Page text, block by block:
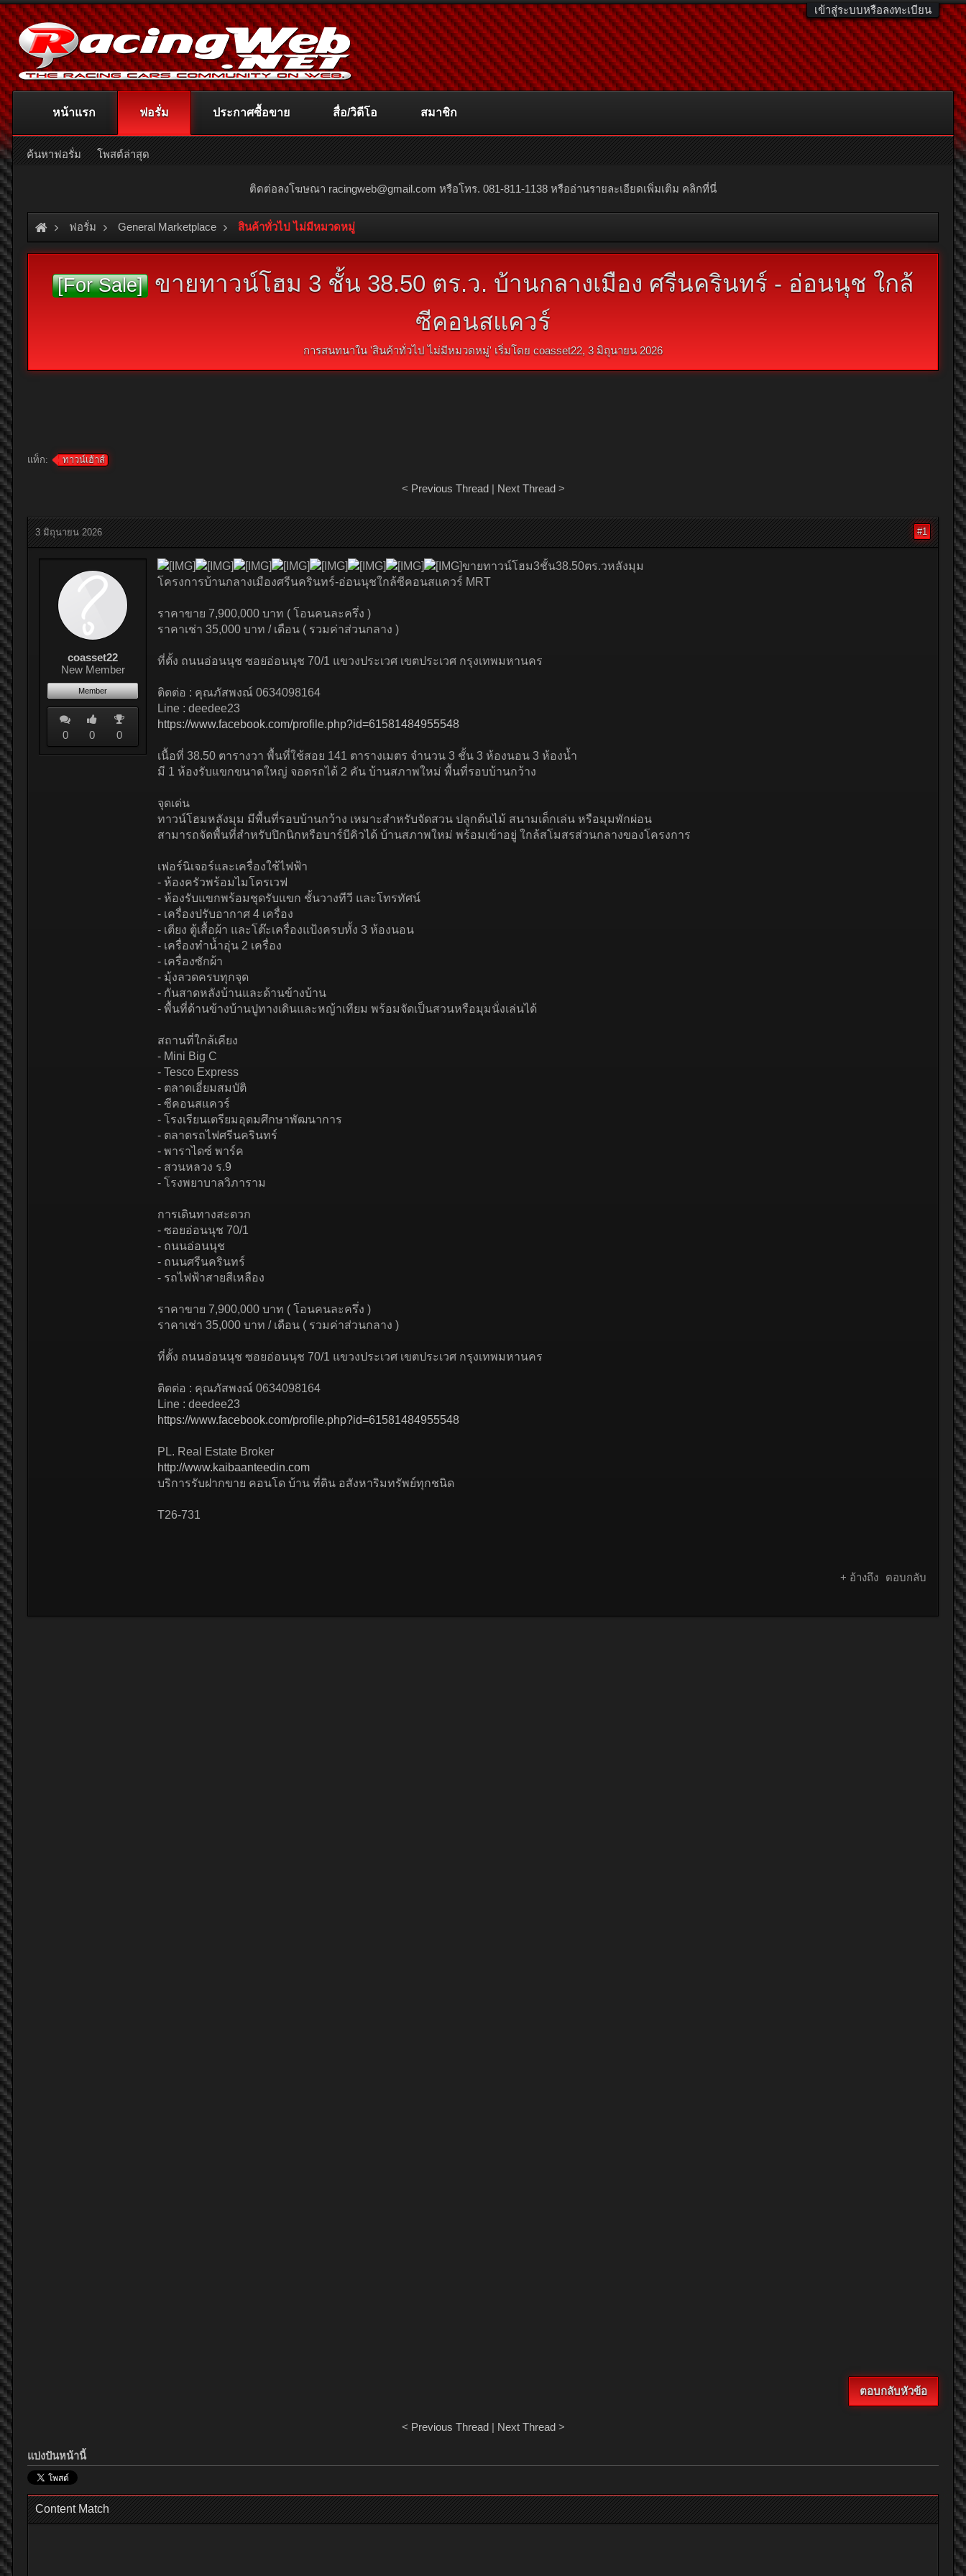
เข้าสู่ระบบหรือลงทะเบียน
ติดต่อลงโฆษณา racingweb@gmail.com หรือโทร. 081-811-1138 หรืออ่านรายละเอียดเพิ่มเติม คลิกที่นี่
ฟอรั่ม General Marketplace สินค้าทั่วไป ไม่มีหมวดหมู่
[For Sale] ขายทาวน์โฮม 3 ชั้น 38.50 ตร.ว. บ้านกลางเมือง ศรีนครินทร์ - อ่อนนุช ใกล้
ซีคอนสแควร์
การสนทนาใน 'สินค้าทั่วไป ไม่มีหมวดหมู่' เริ่มโดย coasset22, 3 มิถุนายน 2026
แท็ก: ทาวน์เฮ้าส์
< Previous Thread| Next Thread>
3 มิถุนายน 2026 #1
coasset22
New Member
Member
0 0 0
ขายทาวน์โฮม3ชั้น38.50ตร.วหลังมุม
โครงการบ้านกลางเมืองศรีนครินทร์-อ่อนนุชใกล้ซีคอนสแควร์ MRT
ราคาขาย 7,900,000 บาท ( โอนคนละครึ่ง )
ราคาเช่า 35,000 บาท / เดือน ( รวมค่าส่วนกลาง )
ที่ตั้ง ถนนอ่อนนุช ซอยอ่อนนุช 70/1 แขวงประเวศ เขตประเวศ กรุงเทพมหานคร
ติดต่อ : คุณภัสพงณ์ 0634098164
Line : deedee23
https://www.facebook.com/profile.php?id=61581484955548
เนื้อที่ 38.50 ตารางวา พื้นที่ใช้สอย 141 ตารางเมตร จำนวน 3 ชั้น 3 ห้องนอน 3 ห้องน้ำ
มี 1 ห้องรับแขกขนาดใหญ่ จอดรถได้ 2 คัน บ้านสภาพใหม่ พื้นที่รอบบ้านกว้าง
จุดเด่น
ทาวน์โฮมหลังมุม มีพื้นที่รอบบ้านกว้าง เหมาะสำหรับจัดสวน ปลูกต้นไม้ สนามเด็กเล่น หรือมุมพักผ่อน
สามารถจัดพื้นที่สำหรับปิกนิกหรือบาร์บีคิวได้ บ้านสภาพใหม่ พร้อมเข้าอยู่ ใกล้สโมสรส่วนกลางของโครงการ
เฟอร์นิเจอร์และเครื่องใช้ไฟฟ้า
- ห้องครัวพร้อมไมโครเวฟ
- ห้องรับแขกพร้อมชุดรับแขก ชั้นวางทีวี และโทรทัศน์
- เครื่องปรับอากาศ 4 เครื่อง
- เตียง ตู้เสื้อผ้า และโต๊ะเครื่องแป้งครบทั้ง 3 ห้องนอน
- เครื่องทำน้ำอุ่น 2 เครื่อง
- เครื่องซักผ้า
- มุ้งลวดครบทุกจุด
- กันสาดหลังบ้านและด้านข้างบ้าน
- พื้นที่ด้านข้างบ้านปูทางเดินและหญ้าเทียม พร้อมจัดเป็นสวนหรือมุมนั่งเล่นได้
สถานที่ใกล้เคียง
- Mini Big C
- Tesco Express
- ตลาดเอี่ยมสมบัติ
- ซีคอนสแควร์
- โรงเรียนเตรียมอุดมศึกษาพัฒนาการ
- ตลาดรถไฟศรีนครินทร์
- พาราไดซ์ พาร์ค
- สวนหลวง ร.9
- โรงพยาบาลวิภาราม
การเดินทางสะดวก
- ซอยอ่อนนุช 70/1
- ถนนอ่อนนุช
- ถนนศรีนครินทร์
- รถไฟฟ้าสายสีเหลือง
ราคาขาย 7,900,000 บาท ( โอนคนละครึ่ง )
ราคาเช่า 35,000 บาท / เดือน ( รวมค่าส่วนกลาง )
ที่ตั้ง ถนนอ่อนนุช ซอยอ่อนนุช 70/1 แขวงประเวศ เขตประเวศ กรุงเทพมหานคร
ติดต่อ : คุณภัสพงณ์ 0634098164
Line : deedee23
https://www.facebook.com/profile.php?id=61581484955548
PL. Real Estate Broker
http://www.kaibaanteedin.com
บริการรับฝากขาย คอนโด บ้าน ที่ดิน อสังหาริมทรัพย์ทุกชนิด
T26-731
+ อ้างถึง ตอบกลับ
ตอบกลับหัวข้อ
< Previous Thread| Next Thread>
แบ่งปันหน้านี้
Content Match
หน้าแรก ฟอรั่ม
ค้นหาฟอรั่ม โพสต์ล่าสุด
ประกาศซื้อขาย สื่อ/วิดีโอ สมาชิก